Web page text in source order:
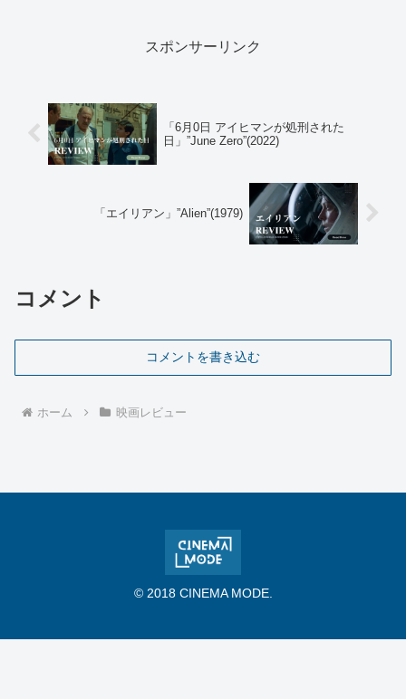
スポンサーリンク
「6月0日 アイヒマンが処刑された
日」”June Zero”(2022)
「エイリアン」”Alien”(1979)
コメント
コメントを書き込む
ホーム 映画レビュー
© 2018 CINEMA MODE.